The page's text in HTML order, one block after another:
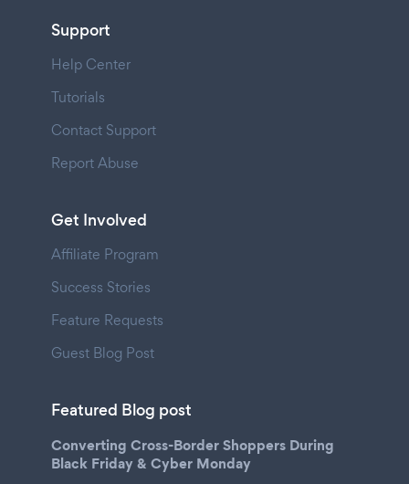
Support
Help Center
Tutorials
Contact Support
Report Abuse
Get Involved
Affiliate Program
Success Stories
Feature Requests
Guest Blog Post
Featured Blog post
Converting Cross-Border Shoppers During
Black Friday & Cyber Monday